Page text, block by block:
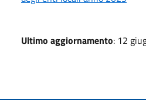
Ultimo aggiornamento: 12